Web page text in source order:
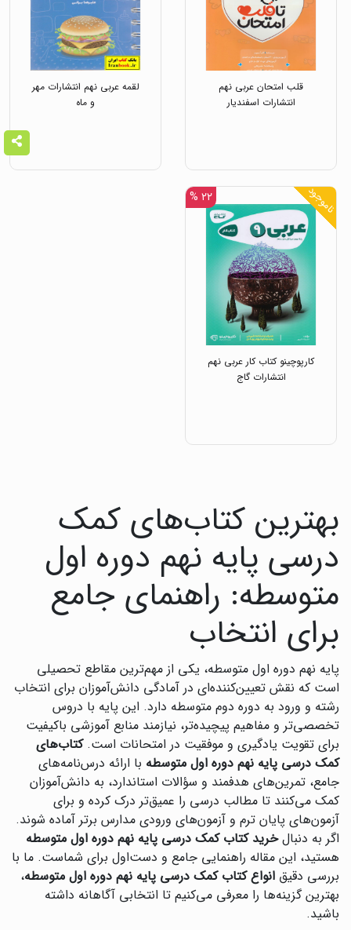
قلب امتحان عربی نهم
انتشارات اسفندیار
لقمه عربی نهم انتشارات مهر
و ماه
ناموجود ۲۲ %
کارپوچینو کتاب کار عربی نهم
انتشارات گاج
بهترین کتاب‌های کمک
درسی پایه نهم دوره اول
متوسطه: راهنمای جامع
برای انتخاب
پایه نهم دوره اول متوسطه، یکی از مهم‌ترین مقاطع تحصیلی
است که نقش تعیین‌کننده‌ای در آمادگی دانش‌آموزان برای انتخاب
رشته و ورود به دوره دوم متوسطه دارد. این پایه با دروس
تخصصی‌تر و مفاهیم پیچیده‌تر، نیازمند منابع آموزشی باکیفیت
برای تقویت یادگیری و موفقیت در امتحانات است.کتاب‌های
کمک درسی پایه نهم دوره اول متوسطه با ارائه درس‌نامه‌های
جامع، تمرین‌های هدفمند و سؤالات استاندارد، به دانش‌آموزان
کمک می‌کنند تا مطالب درسی را عمیق‌تر درک کرده و برای
آزمون‌های پایان ترم و آزمون‌های ورودی مدارس برتر آماده شوند.
اگر به دنبالخرید کتاب کمک درسی پایه نهم دوره اول متوسطه
هستید، این مقاله راهنمایی جامع و دست‌اول برای شماست. ما با
بررسی دقیق انواع کتاب کمک درسی پایه نهم دوره اول متوسطه،
بهترین گزینه‌ها را معرفی می‌کنیم تا انتخابی آگاهانه داشته
باشید.